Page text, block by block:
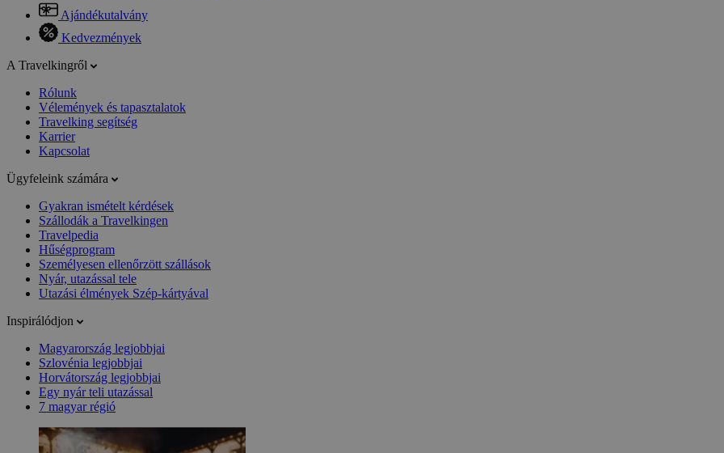
Ajándékutalvány
Kedvezmények
A Travelkingről
Rólunk
Vélemények és tapasztalatok
Travelking segítség
Karrier
Kapcsolat
Ügyfeleink számára
Gyakran ismételt kérdések
Szállodák a Travelkingen
Travelpedia
Hűségprogram
Személyesen ellenőrzött szállások
Nyár, utazással tele
Utazási élmények Szép-kártyával
Inspirálódjon
Magyarország legjobbjai
Szlovénia legjobbjai
Horvátország legjobbjai
Egy nyár teli utazással
7 magyar régió